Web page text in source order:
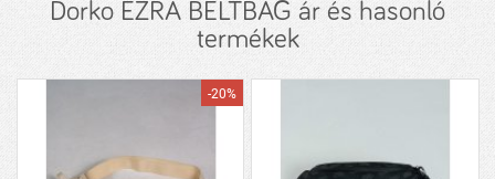
Dorko EZRA BELTBAG ár és hasonló
termékek
-20%